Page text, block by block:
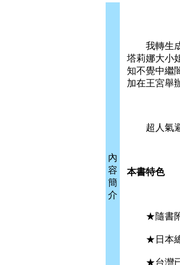
內
容
簡
介
我轉生成
塔莉娜大小
知不覺中繼
加在王宮舉
超人氣避
本書特色
★隨書附
★日本總
★台灣已上